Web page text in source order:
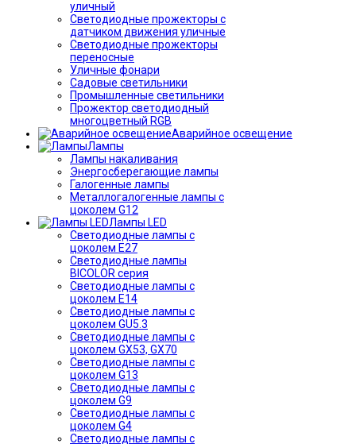
уличный
Светодиодные прожекторы с
датчиком движения уличные
Светодиодные прожекторы
переносные
Уличные фонари
Садовые светильники
Промышленные светильники
Прожектор светодиодный
многоцветный RGB
Аварийное освещение
Лампы
Лампы накаливания
Энергосберегающие лампы
Галогенные лампы
Металлогалогенные лампы с
цоколем G12
Лампы LED
Светодиодные лампы с
цоколем E27
Светодиодные лампы
BICOLOR серия
Светодиодные лампы с
цоколем E14
Светодиодные лампы с
цоколем GU5.3
Светодиодные лампы с
цоколем GX53, GX70
Светодиодные лампы с
цоколем G13
Светодиодные лампы с
цоколем G9
Светодиодные лампы с
цоколем G4
Светодиодные лампы с